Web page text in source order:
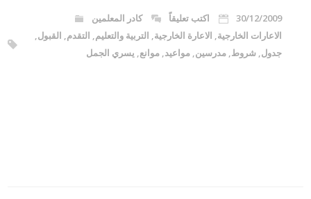
30/12/2009 اكتب تعليقاً
كادر المعلمين
الاعارات الخارجية, الاعارة الخارجية, التربية والتعليم, التقدم, القبول,
جدول,شروط,مدرسين,مواعيد,موانع, يسري الجمل